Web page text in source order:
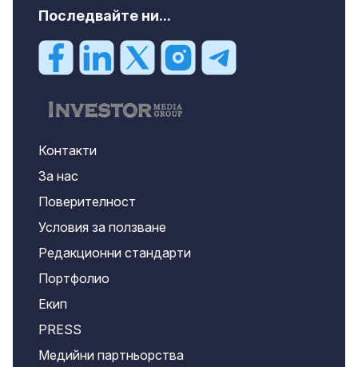
Последвайте ни...
Контакти
За нас
Поверителност
Условия за ползване
Редакционни стандарти
Портфолио
Екип
PRESS
Медийни партньорства